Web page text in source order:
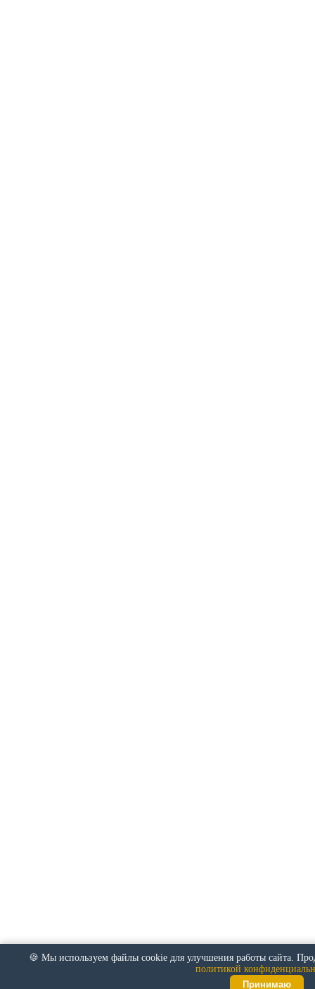
🍪 Мы используем файлы cookie для улучшения работы сайта.
политикой
Принимаю